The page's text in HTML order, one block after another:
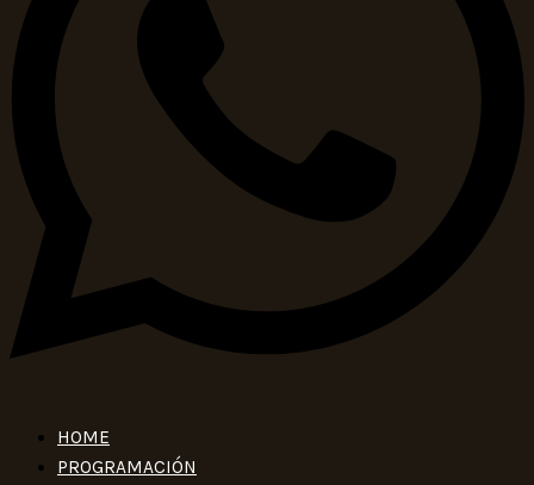
HOME
PROGRAMACIÓN